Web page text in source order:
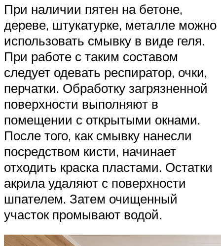
При наличии пятен на бетоне,
дереве, штукатурке, металле можно
использовать смывку в виде геля.
При работе с таким составом
следует одевать респиратор, очки,
перчатки. Обработку загрязненной
поверхности выполняют в
помещении с открытыми окнами.
После того, как смывку нанесли
посредством кисти, начинает
отходить краска пластами. Остатки
акрила удаляют с поверхности
шпателем. Затем очищенный
участок промывают водой.